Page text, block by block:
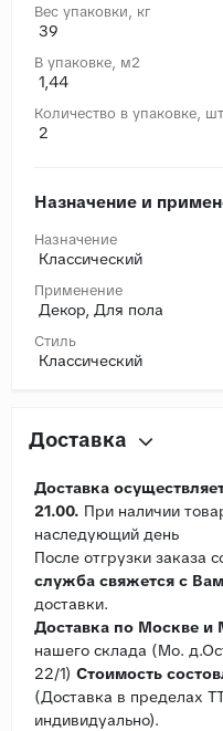
Вес упаковки, кг
39
В упаковке, м2
1,44
Количество в упаковке,
2
Назначение и
Назначение
Классический
Применение
Декор, Для пола
Стиль
Классический
Доставка
Доставка
21.00. При наличии
наследующий день
После отгрузки заказа
служба свяжется с
доставки.
Доставка по Москве и
нашего склада (Мо.
22/1) Стоимость
(Доставка в пределах
индивидуально).